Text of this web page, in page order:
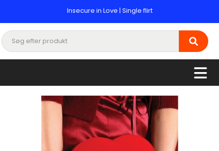
Insecure in Love | Single flirt